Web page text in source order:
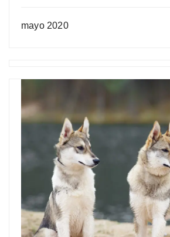
mayo 2020